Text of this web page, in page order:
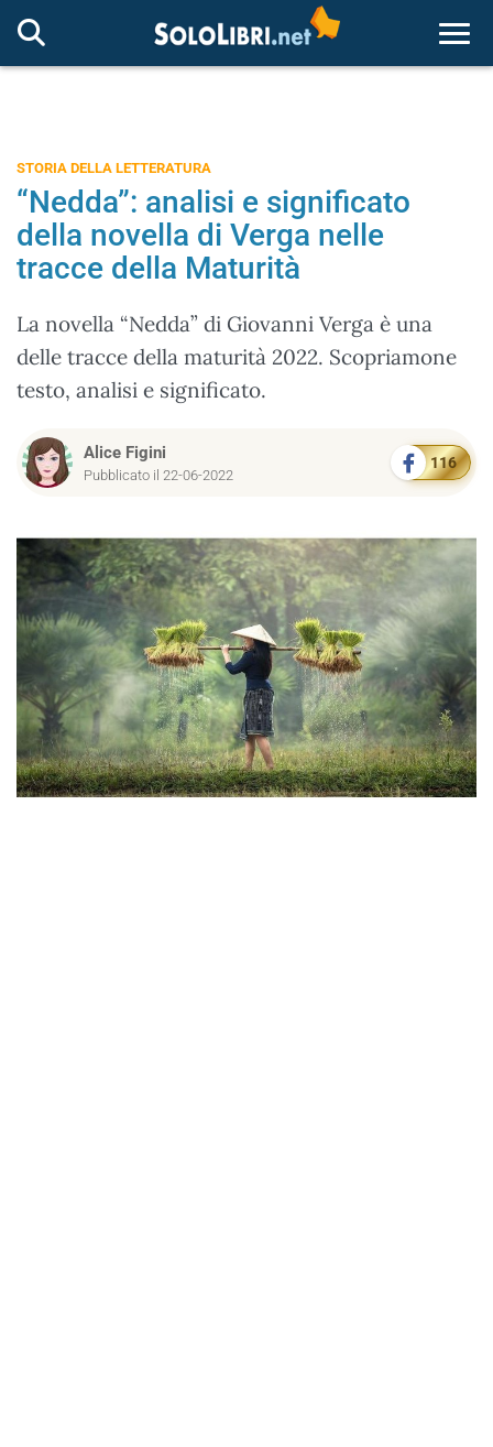
STORIA DELLA LETTERATURA
“Nedda”: analisi e significato
della novella di Verga nelle
tracce della Maturità
La novella “Nedda” di Giovanni Verga è una
delle tracce della maturità 2022. Scopriamone
testo, analisi e significato.
Alice Figini
Pubblicato il 22-06-2022
116